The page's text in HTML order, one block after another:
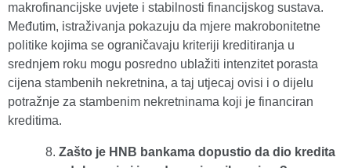
makrofinancijske uvjete i stabilnosti financijskog sustava.
Međutim, istraživanja pokazuju da mjere makrobonitetne
politike kojima se ograničavaju kriteriji kreditiranja u
srednjem roku mogu posredno ublažiti intenzitet porasta
cijena stambenih nekretnina, a taj utjecaj ovisi i o dijelu
potražnje za stambenim nekretninama koji je financiran
kreditima.
Zašto je HNB bankama dopustio da dio kredita